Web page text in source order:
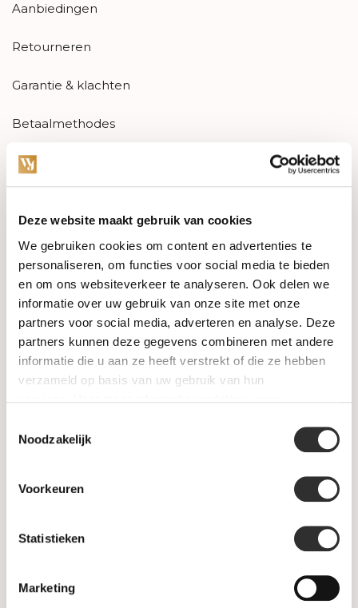
Deze website maakt gebruik van cookies
We gebruiken cookies om content en advertenties te
personaliseren, om functies voor social media te bieden
en om ons websiteverkeer te analyseren. Ook delen we
informatie over uw gebruik van onze site met onze
partners voor social media, adverteren en analyse. Deze
partners kunnen deze gegevens combineren met andere
informatie die u aan ze heeft verstrekt of die ze hebben
verzameld op basis van uw gebruik van hun
Noodzakelijk
Voorkeuren
Statistieken
Marketing
Aanbiedingen
Retourneren
Garantie & klachten
Betaalmethodes
Sitemap
Categories
Watches
Jewellery
Wedding rings
PRE-OWNED
Maatwerk